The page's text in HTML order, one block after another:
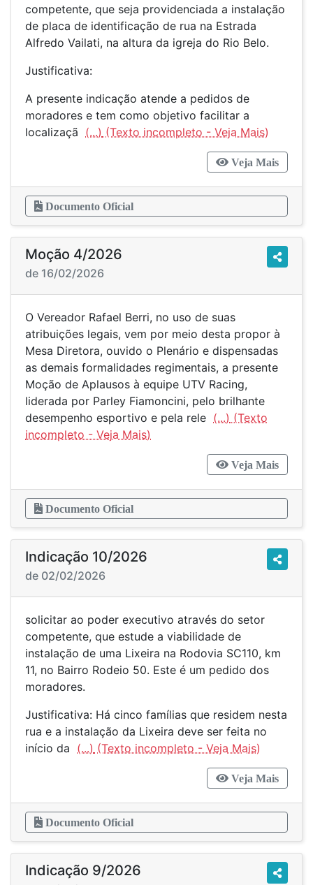
competente, que seja providenciada a instalação
de placa de identificação de rua na Estrada
Alfredo Vailati, na altura da igreja do Rio Belo.
Justificativa:
A presente indicação atende a pedidos de
moradores e tem como objetivo facilitar a
localizaçã (...)
Veja Mais
Documento Oficial
Moção 4/2026
de 16/02/2026
O Vereador Rafael Berri, no uso de suas
atribuições legais, vem por meio desta propor à
Mesa Diretora, ouvido o Plenário e dispensadas
as demais formalidades regimentais, a presente
Moção de Aplausos à equipe UTV Racing,
liderada por Parley Fiamoncini, pelo brilhante
desempenho esportivo e pela rele (...)
Veja Mais
Documento Oficial
Indicação 10/2026
de 02/02/2026
solicitar ao poder executivo através do setor
competente, que estude a viabilidade de
instalação de uma Lixeira na Rodovia SC110, km
11, no Bairro Rodeio 50. Este é um pedido dos
moradores.
Justificativa: Há cinco famílias que residem nesta
rua e a instalação da Lixeira deve ser feita no
início da (...)
Veja Mais
Documento Oficial
Indicação 9/2026